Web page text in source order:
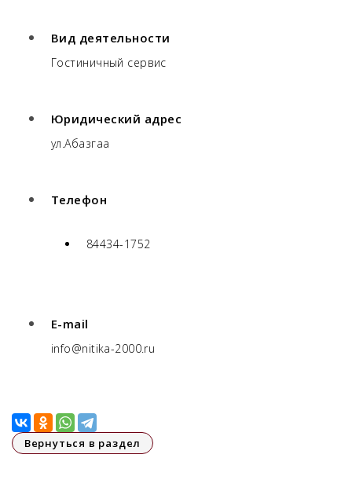
Вид деятельности
Гостиничный сервис
Юридический адрес
ул.Абазгаа
Телефон
84434-1752
E-mail
info@nitika-2000.ru
Вернуться в раздел